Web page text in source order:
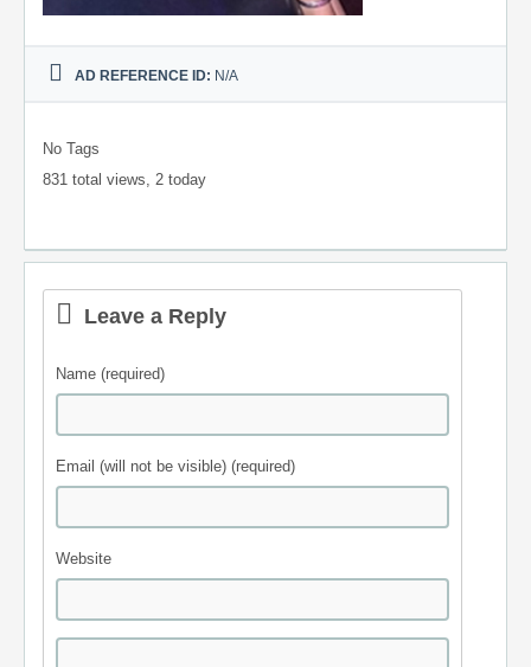
AD REFERENCE ID: N/A
No Tags
831 total views, 2 today
Leave a Reply
Name (required)
Email (will not be visible) (required)
Website